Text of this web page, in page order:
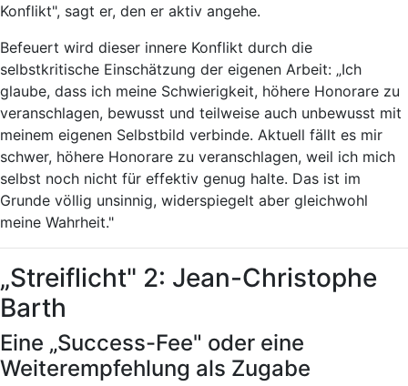
Konflikt", sagt er, den er aktiv angehe.
Befeuert wird dieser innere Konflikt durch die
selbstkritische Einschätzung der eigenen Arbeit: „Ich
glaube, dass ich meine Schwierigkeit, höhere Honorare zu
veranschlagen, bewusst und teilweise auch unbewusst mit
meinem eigenen Selbstbild verbinde. Aktuell fällt es mir
schwer, höhere Honorare zu veranschlagen, weil ich mich
selbst noch nicht für effektiv genug halte. Das ist im
Grunde völlig unsinnig, widerspiegelt aber gleichwohl
meine Wahrheit."
„Streiflicht" 2: Jean-Christophe
Barth
Eine „Success-Fee" oder eine
Weiterempfehlung als Zugabe